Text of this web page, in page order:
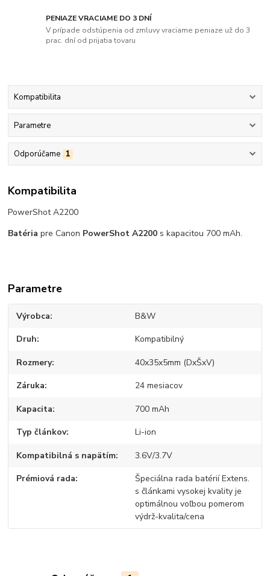
PENIAZE VRACIAME DO 3 DNÍ
V prípade odstúpenia od zmluvy vraciame peniaze už do 3
prac. dní od prijatia tovaru
Kompatibilita
Parametre
Odporúčame 1
Kompatibilita
PowerShot A2200
Batéria pre Canon PowerShot A2200 s kapacitou 700 mAh.
Parametre
Výrobca B&W
Druh Kompatibilný
Rozmery 40x35x5mm (DxŠxV)
Záruka 24 mesiacov
Kapacita 700 mAh
Typ článkov Li-ion
Kompatibilná s napätím 3.6V/3.7V
Prémiová rada
Špeciálna rada batérií Extens.
s článkami vysokej kvality je
optimálnou voľbou pomerom
výdrž-kvalita/cena